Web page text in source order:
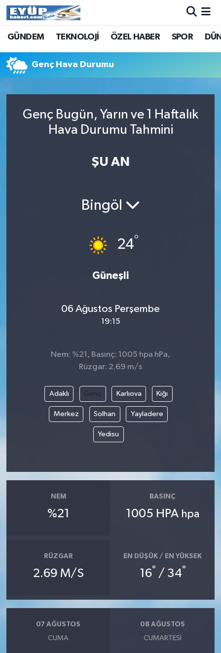
GÜNDEM TEKNOLOJİ ÖZEL HABER SPOR
Genç Hava Durumu
Genç Bugün, Yarın ve 1 Haftalık
Hava Durumu Tahmini
ŞU AN
Bingöl
24°
Güneşli
06 Ağustos Perşembe
19:15
Nem: %21, Basınç: 1005 hpa hPa,
Rüzgar: 2.69 m/s
Adaklı Genç Karlıova Kiğı
Merkez Solhan Yayladere
Yedisu
NEM
%21
BASINÇ
1005 HPA hpa
RÜZGAR
2.69 M/S
EN DÜŞÜK / EN YÜKSEK
16° / 34°
07 AĞUSTOS
CUMA
08 AĞUSTOS
CUMARTESI